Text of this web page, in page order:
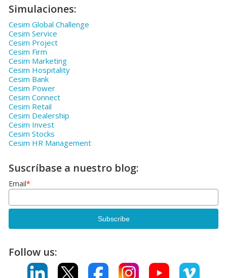
Simulaciones:
Cesim Global Challenge
Cesim Service
Cesim Project
Cesim Firm
Cesim Marketing
Cesim Hospitality
Cesim Bank
Cesim Power
Cesim Connect
Cesim Retail
Cesim Dealership
Cesim Invest
Cesim Stocks
Cesim HR Management
Suscríbase a nuestro blog:
Email*
Follow us: